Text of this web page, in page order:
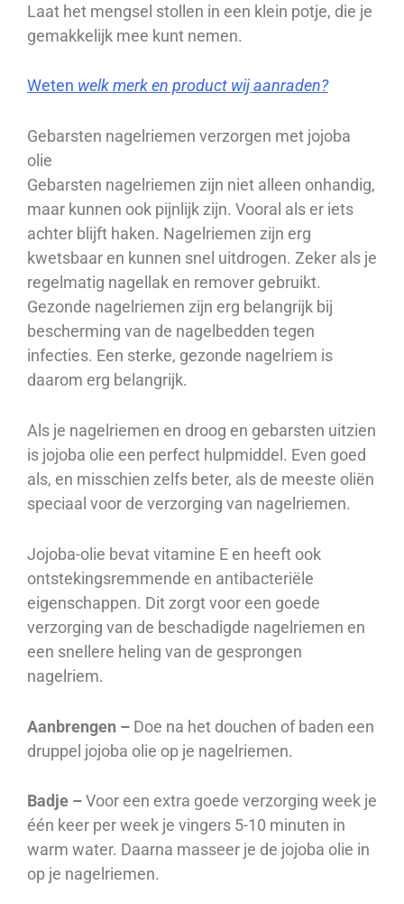
Laat het mengsel stollen in een klein potje, die je
gemakkelijk mee kunt nemen.
Weten welk merk en product wij aanraden?
Gebarsten nagelriemen verzorgen met jojoba
olie
Gebarsten nagelriemen zijn niet alleen onhandig,
maar kunnen ook pijnlijk zijn. Vooral als er iets
achter blijft haken. Nagelriemen zijn erg
kwetsbaar en kunnen snel uitdrogen. Zeker als je
regelmatig nagellak en remover gebruikt.
Gezonde nagelriemen zijn erg belangrijk bij
bescherming van de nagelbedden tegen
infecties. Een sterke, gezonde nagelriem is
daarom erg belangrijk.
Als je nagelriemen en droog en gebarsten uitzien
is jojoba olie een perfect hulpmiddel. Even goed
als, en misschien zelfs beter, als de meeste oliën
speciaal voor de verzorging van nagelriemen.
Jojoba-olie bevat vitamine E en heeft ook
ontstekingsremmende en antibacteriële
eigenschappen. Dit zorgt voor een goede
verzorging van de beschadigde nagelriemen en
een snellere heling van de gesprongen
nagelriem.
Aanbrengen – Doe na het douchen of baden een
druppel jojoba olie op je nagelriemen.
Badje –Voor een extra goede verzorging week je
één keer per week je vingers 5-10 minuten in
warm water. Daarna masseer je de jojoba olie in
op je nagelriemen.